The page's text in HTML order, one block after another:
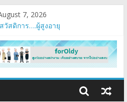
7, 2026
วัสดิการ….ผู้สูงอายุ
ย์ต่างวัย
Fest 2026
บันดาลใจหนึ่ง